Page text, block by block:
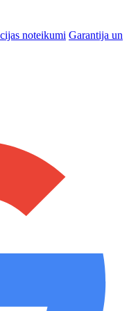
noteikumi Garantija un